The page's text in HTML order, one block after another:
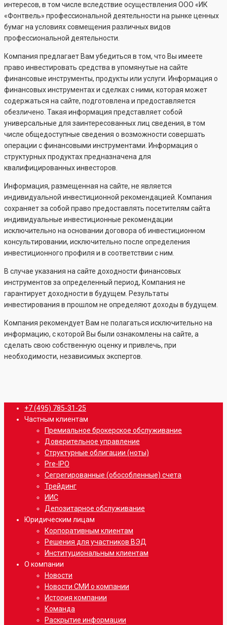
интересов, в том числе вследствие осуществления ООО «ИК
«Фонтвель» профессиональной деятельности на рынке ценных
бумаг на условиях совмещения различных видов
профессиональной деятельности.
Компания предлагает Вам убедиться в том, что Вы имеете
право инвестировать средства в упомянутые на сайте
финансовые инструменты, продукты или услуги. Информация о
финансовых инструментах и сделках с ними, которая может
содержаться на сайте, подготовлена и предоставляется
обезличено. Такая информация представляет собой
универсальные для заинтересованных лиц сведения, в том
числе общедоступные сведения о возможности совершать
операции с финансовыми инструментами. Информация о
структурных продуктах предназначена для
квалифицированных инвесторов.
Информация, размещенная на сайте, не является
индивидуальной инвестиционной рекомендацией. Компания
сохраняет за собой право предоставлять посетителям сайта
индивидуальные инвестиционные рекомендации
исключительно на основании договора об инвестиционном
консультировании, исключительно после определения
инвестиционного профиля и в соответствии с ним.
В случае указания на сайте доходности финансовых
инструментов за определенный период, Компания не
гарантирует доходности в будущем. Результаты
инвестирования в прошлом не определяют доходы в будущем.
Компания рекомендует Вам не полагаться исключительно на
информацию, с которой Вы были ознакомлены на сайте, а
сделать свою собственную оценку и привлечь, при
необходимости, независимых экспертов.
Close
Menu
+7 (495) 785-31-25
Частным клиентам
Премиальное брокерское обслуживание
Доверительное управление
Структурные облигации (ноты)
Pre-IPO
Сегрегированные (обособленные) счета
Трейдинг
ИИС
Депозитарное обслуживание
Юридическим лицам
Корпоративным клиентам
Решения для участников ВЭД
Институциональным клиентам
О компании
Новости
Новости СМИ о компании
История компании
Команда
Раскрытие информации